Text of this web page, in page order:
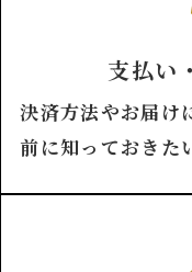
支払い
決済方法やお届け
前に知っておきた